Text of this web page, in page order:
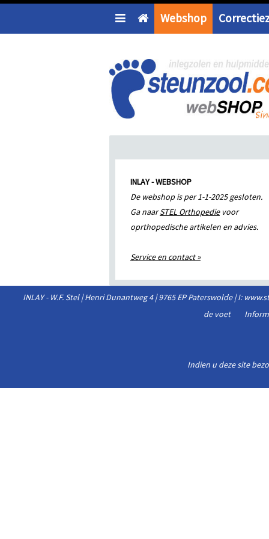
Webshop
INLAY - WEBSHOP
De webshop is per 1-1-2025 gesloten.
Ga naarSTEL Orthopedievoor
oprthopedische artikelen en advies.
Service en contact »
INLAY - W.F. Stel | Henri Dunantweg 4 | 9765 EP Paterswolde | I:
de voet
Indien u deze site